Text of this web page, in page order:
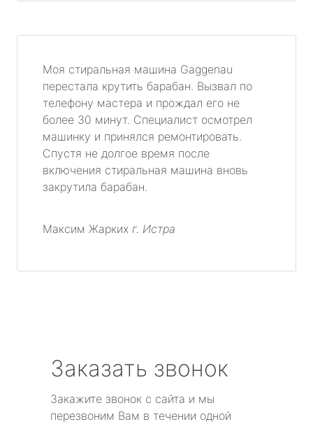
Моя стиральная машина Gaggenau
перестала крутить барабан. Вызвал по
телефону мастера и прождал его не
более 30 минут. Специалист осмотрел
машинку и принялся ремонтировать.
Спустя не долгое время после
включения стиральная машина вновь
закрутила барабан.
Максим Жарких г. Истра
Заказать звонок
Закажите звонок с сайта и мы
перезвоним Вам в течении одной